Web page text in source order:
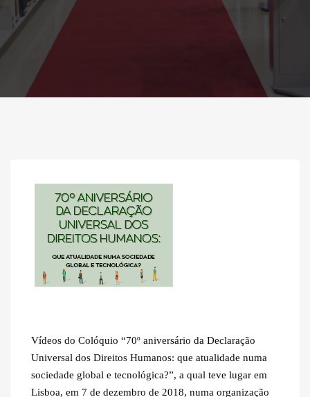
Vídeos do Colóquio “70º aniversário da Declaração
Universal dos Direitos Humanos: que atualidade numa
sociedade global e tecnológica?”, a qual teve lugar em
Lisboa, em 7 de dezembro de 2018, numa organização